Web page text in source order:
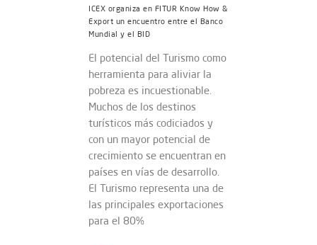
ICEX organiza en FITUR Know How &
Export un encuentro entre el Banco
Mundial y el BID
El potencial del Turismo como
herramienta para aliviar la
pobreza es incuestionable.
Muchos de los destinos
turísticos más codiciados y
con un mayor potencial de
crecimiento se encuentran en
países en vías de desarrollo.
El Turismo representa una de
las principales exportaciones
para el 80%